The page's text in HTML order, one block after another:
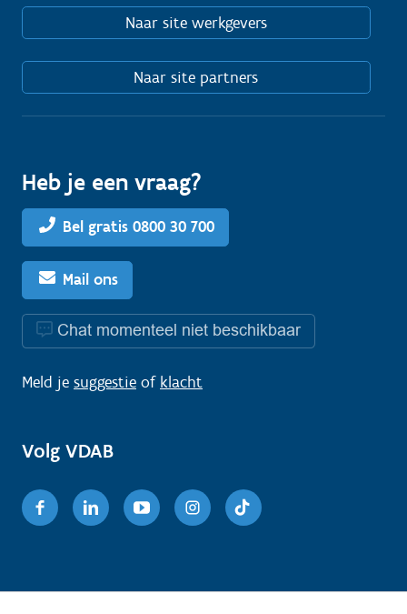
Naar site werkgevers
Naar site partners
Heb je een vraag?
Bel gratis 0800 30 700
Mail ons
Chat momenteel niet beschikbaar
Meld je suggestie of klacht
Volg VDAB
FacebookLinkedinYoutubeInstagram